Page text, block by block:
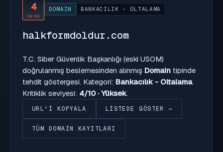
4
YÜKSEK
DOMAIN BANKACILIK - OLTALAMA
halkformdoldur.com
T.C. Siber Güvenlik Başkanlığı (eski USOM)
doğrulanmış beslemesinden alınmış Domain tipinde
tehdit göstergesi. Kategori: Bankacılık - Oltalama.
Kritiklik seviyesi: 4/10 · Yüksek.
URL'I KOPYALA LISTEDE GÖSTER →
TÜM DOMAIN KAYITLARI